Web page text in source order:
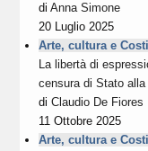
diAnna Simone
20 Luglio 2025
Arte, cultura e
La libertà di
censura di Stato
diClaudio De Fiores
11 Ottobre 2025
Arte, cultura e